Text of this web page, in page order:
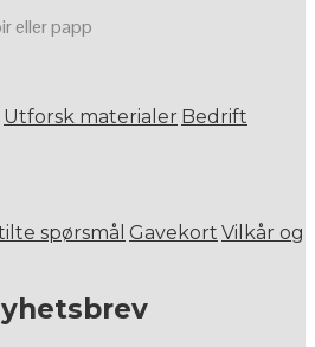
eller papp
Utforsk materialer Bedrift
spørsmål Gavekort Vilkår og